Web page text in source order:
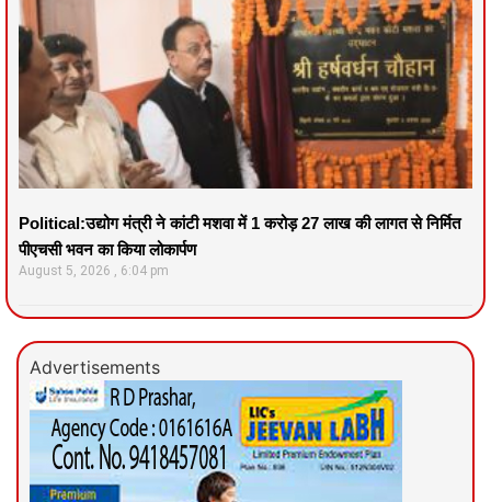
Political:उद्योग मंत्री ने कांटी मशवा में 1 करोड़ 27 लाख की लागत से निर्मित
पीएचसी भवन का किया लोकार्पण
August 5, 2026 6:04 pm
Advertisements